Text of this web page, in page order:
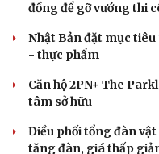
đồng để gỡ vướng thi
Nhật Bản đặt mục
- thực phẩm
Căn hộ 2PN+ The
tâm sở hữu
Điều phối tổng đàn
tăng đàn, giá thấp